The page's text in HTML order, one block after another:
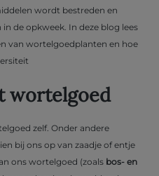
wordt bestreden en
de opkweek. In deze blog lees
van wortelgoedplanten en hoe
wortelgoed
zelf. Onder andere
bij ons op van zaadje of entje
ons wortelgoed (zoals bos- en